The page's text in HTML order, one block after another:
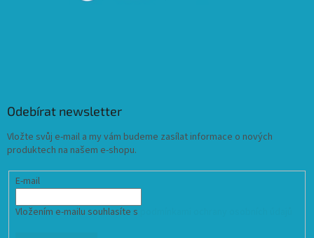
Odebírat newsletter
Vložte svůj e-mail a my vám budeme zasílat informace o nových
produktech na našem e-shopu.
E-mail
Vložením e-mailu souhlasíte s